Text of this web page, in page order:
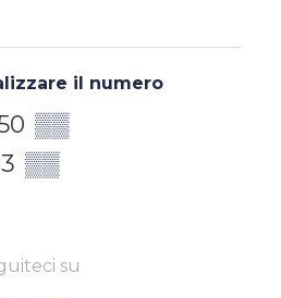
il numero
▒▒
▒▒
su